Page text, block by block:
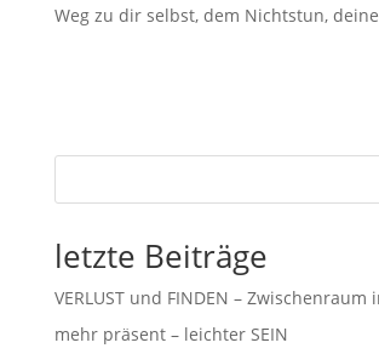
Weg zu dir selbst, dem Nichtstun,
letzte Beiträge
VERLUST und FINDEN – Zwischenraum
mehr präsent – leichter SEIN